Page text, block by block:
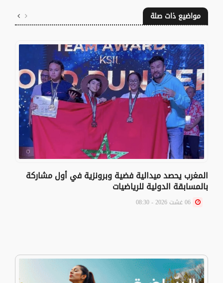
مواضيع ذات صلة
المغرب يحصد ميدالية فضية وبرونزية في أول مشاركة
بالمسابقة الدولية للرياضيات